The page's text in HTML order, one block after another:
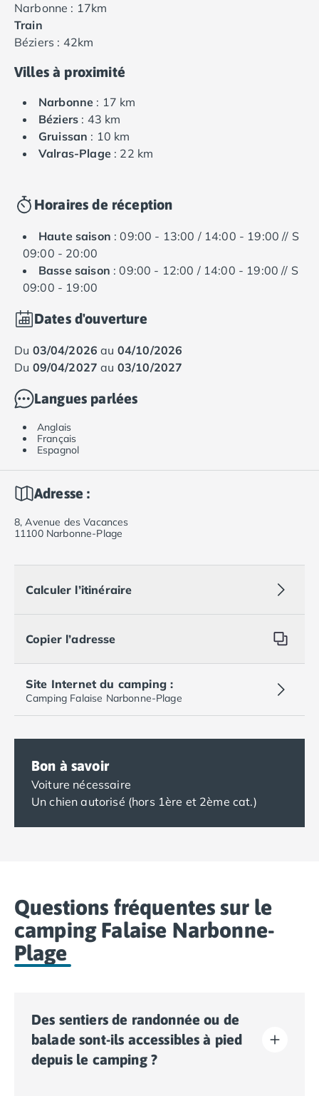
Narbonne : 17km
Train
Béziers : 42km
Villes à proximité
Narbonne : 17 km
Béziers : 43 km
Gruissan : 10 km
Valras-Plage: 22 km
Horaires de réception
Haute saison : 09:00 - 13:00 / 14:00 - 19:00 // S
09:00 - 20:00
Basse saison : 09:00 - 12:00 / 14:00 - 19:00 // S
09:00 - 19:00
Dates d'ouverture
du 03/04/2026 au 04/10/2026
du 09/04/2027 au 03/10/2027
Langues parlées
Anglais
Français
Espagnol
Adresse :
8, Avenue des Vacances
11100 Narbonne-Plage
Calculer l’itinéraire
Copier l’adresse
Site Internet du camping :
Camping Falaise Narbonne-Plage
Bon à savoir
Voiture nécessaire
Un chien autorisé (hors 1ère et 2ème cat.)
Questions fréquentes sur le
camping Falaise Narbonne-
Plage
Des sentiers de randonnée ou de
balade sont-ils accessibles à pied
depuis le camping ?